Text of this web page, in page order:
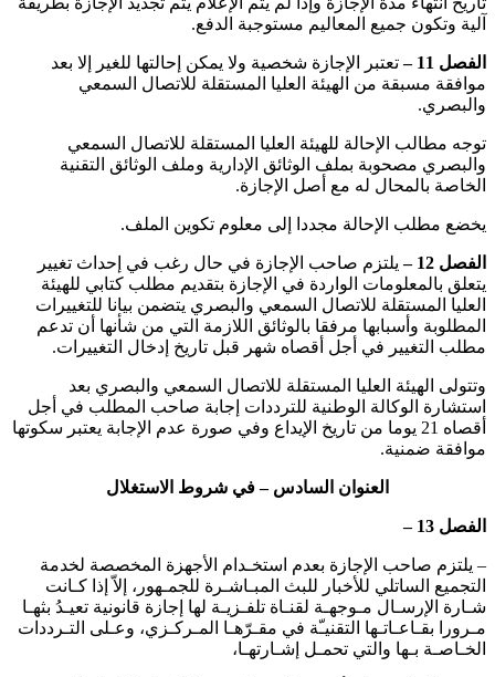
آلية وتكون جميع المعاليم مستوجبة الدفع.
الفصل 11 –
تعتبر الإجازة شخصية ولا يمكن إحالتها للغير إلا بعد
موافقة مسبقة من الهيئة العليا المستقلة للاتصال السمعي
والبصري.
توجه مطالب الإحالة للهيئة العليا المستقلة للاتصال السمعي
والبصري مصحوبة بملف الوثائق الإدارية وملف الوثائق التقنية
الخاصة بالمحال له مع أصل الإجازة.
يخضع مطلب الإحالة مجددا إلى معلوم تكوين الملف.
الفصل 12 –
يلتزم صاحب الإجازة في حال رغب في إحداث تغيير
يتعلق بالمعلومات الواردة في الإجازة بتقديم مطلب كتابي للهيئة
العليا المستقلة للاتصال السمعي والبصري يتضمن بيانا للتغييرات
المطلوبة وأسبابها مرفقا بالوثائق اللازمة التي من شأنها أن تدعم
مطلب التغيير في أجل أقصاه شهر قبل تاريخ إدخال التغييرات.
وتتولى الهيئة العليا المستقلة للاتصال السمعي والبصري بعد
استشارة الوكالة الوطنية للترددات إجابة صاحب المطلب في أجل
أقصاه 21 يوما من تاريخ الإيداع وفي صورة عدم الإجابة يعتبر سكوتها
موافقة ضمنية.
العنوان السادس – في شروط الاستغلال
الفصل 13 –
– يلتزم صاحب الإجازة بعدم استخـدام الأجهزة المخصصة لخدمة
التجميع الساتلي للأخبار للبث المبـاشـرة للجمـهور، إلاّ إذا كـانت
شـارة الإرسـال مـوجهـة لقنـاة تلفـزيـة لها إجازة قانونية تعيـدُ بثهـا
مـرورا بقـاعـاتـها التقنيـّة في مقـرّهـا المـركـزي، وعـلى التـرددات
الخـاصـة بـها والتي تحمـل إشـارتهـا،